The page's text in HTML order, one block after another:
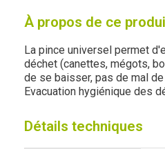
À propos de ce
La pince universel permet
déchet (canettes, mégots,
de se baisser, pas de mal
Evacuation hygiénique des
Détails techniques